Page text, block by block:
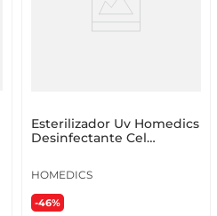
Esterilizador Uv Homedics
Desinfectante Cel
HOMEDICS
-46%